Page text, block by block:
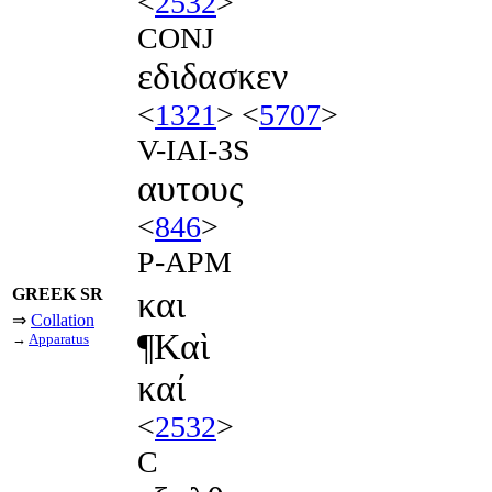
CONJ
εδιδασκεν
<1321> <5707>
V-IAI-3S
αυτους
<846>
P-APM
GREEK SR
⇒ Collation
→ Apparatus
και
¶Καὶ
καί
<2532>
C